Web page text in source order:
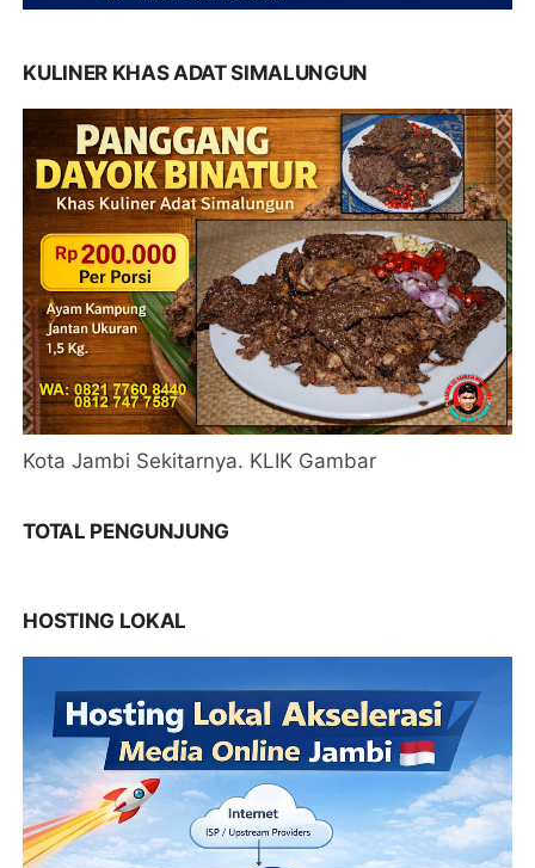
KULINER KHAS ADAT SIMALUNGUN
Kota Jambi Sekitarnya. KLIK Gambar
TOTAL PENGUNJUNG
HOSTING LOKAL